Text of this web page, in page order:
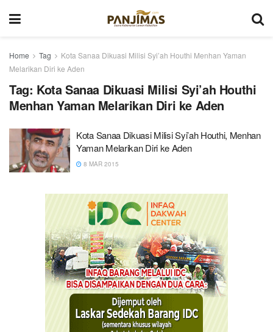
Home Tag
Kota Sanaa Dikuasi Milisi Syi’ah Houthi Menhan Yaman
Melarikan Diri ke Aden
Tag: Kota Sanaa Dikuasi Milisi Syi’ah Houthi
Menhan Yaman Melarikan Diri ke Aden
Kota Sanaa Dikuasi Milisi Syi’ah Houthi, Menhan
Yaman Melarikan Diri ke Aden
8 MAR 2015